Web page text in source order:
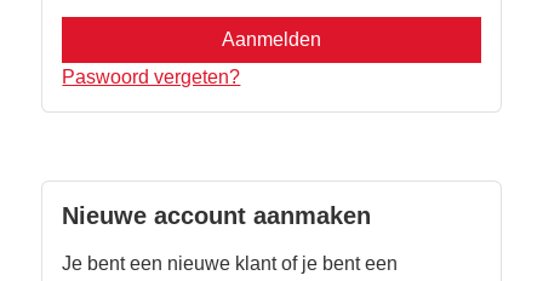
Aanmelden
Paswoord vergeten?
Nieuwe account aanmaken
Je bent een nieuwe klant of je bent een